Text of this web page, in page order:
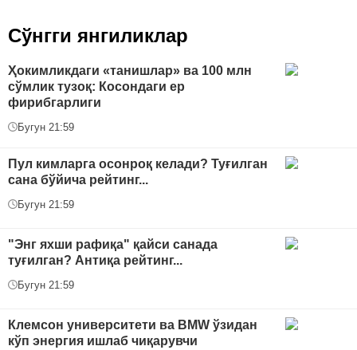
Сўнгги янгиликлар
Ҳокимликдаги «танишлар» ва 100 млн
сўмлик тузоқ: Косондаги ер
фирибгарлиги
Бугун 21:59
Пул кимларга осонроқ келади? Туғилган
сана бўйича рейтинг...
Бугун 21:59
"Энг яхши рафиқа" қайси санада
туғилган? Антиқа рейтинг...
Бугун 21:59
Клемсон университети ва BMW ўзидан
кўп энергия ишлаб чиқарувчи